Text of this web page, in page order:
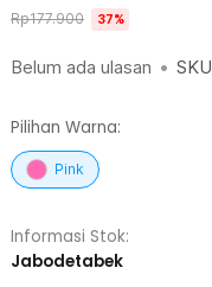
Belum ada ulasan • SKU
Rp177.900 37%
Pilihan Warna:
Pink
Informasi Stok:
Jabodetabek